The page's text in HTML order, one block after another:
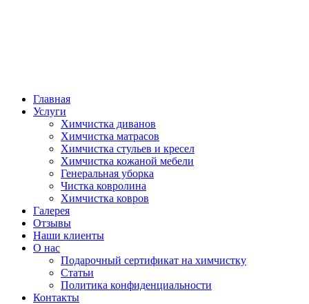
Главная
Услуги
Химчистка диванов
Химчистка матрасов
Химчистка стульев и кресел
Химчистка кожаной мебели
Генеральная уборка
Чистка ковролина
Химчистка ковров
Галерея
Отзывы
Наши клиенты
О нас
Подарочный сертификат на химчистку
Статьи
Политика конфиденциальности
Контакты